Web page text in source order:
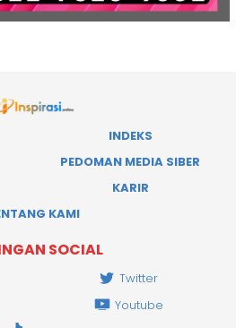
INDEKS
PEDOMAN MEDIA SIBER
KARIR
KAMI
SOCIAL
Twitter
Youtube